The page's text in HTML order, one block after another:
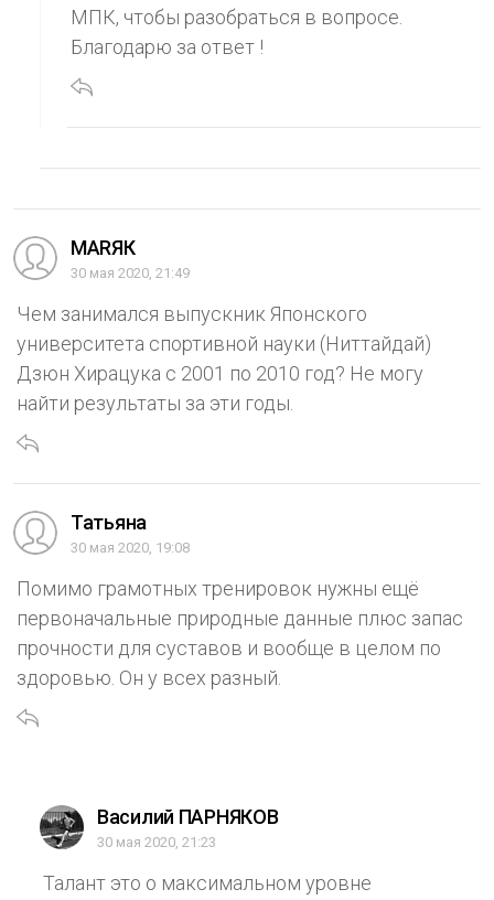
МПК, чтобы разобраться в вопросе.
Благодарю за ответ !
МАRЯК
30 мая 2020, 21:49
Чем занимался выпускник Японского
университета спортивной науки (Ниттайдай)
Дзюн Хирацука с 2001 по 2010 год? Не могу
найти результаты за эти годы.
Татьяна
30 мая 2020, 19:08
Помимо грамотных тренировок нужны ещё
первоначальные природные данные плюс запас
прочности для суставов и вообще в целом по
здоровью. Он у всех разный.
Василий ПАРНЯКОВ
30 мая 2020, 21:23
Талант это о максимальном уровне